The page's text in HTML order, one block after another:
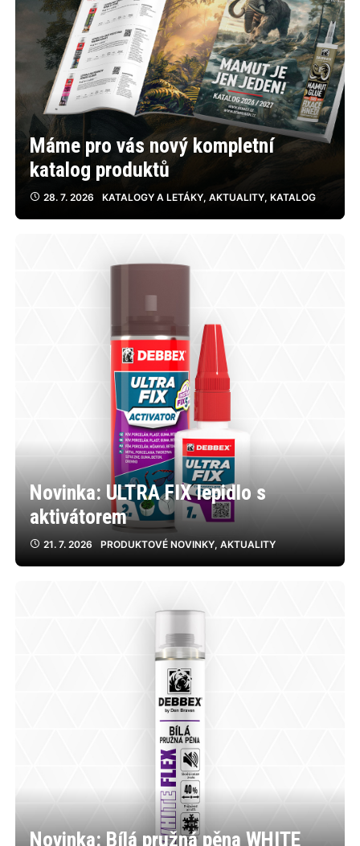
Máme pro vás nový kompletní
katalog produktů
28. 7. 2026 KATALOGY A LETÁKY, AKTUALITY, KATALOG
Novinka: ULTRA FIX lepidlo s
aktivátorem
21. 7. 2026 PRODUKTOVÉ NOVINKY, AKTUALITY
Novinka: Bílá pružná pěna WHITE